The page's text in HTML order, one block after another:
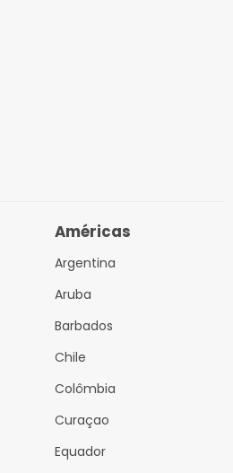
Américas
Argentina
Aruba
Barbados
Chile
Colômbia
Curaçao
Equador